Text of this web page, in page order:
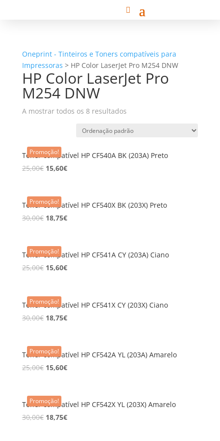
Oneprint - Tinteiros e Toners compatíveis para
Impressoras > HP Color LaserJet Pro M254 DNW
HP Color LaserJet Pro
M254 DNW
A mostrar todos os 8 resultados
Promoção!
Toner compatível HP CF540A BK (203A) Preto
25,00€ 15,60€
Promoção!
Toner compatível HP CF540X BK (203X) Preto
30,00€ 18,75€
Promoção!
Toner compatível HP CF541A CY (203A) Ciano
25,00€ 15,60€
Promoção!
Toner compatível HP CF541X CY (203X) Ciano
30,00€ 18,75€
Promoção!
Toner compatível HP CF542A YL (203A) Amarelo
25,00€ 15,60€
Promoção!
Toner compatível HP CF542X YL (203X) Amarelo
30,00€ 18,75€